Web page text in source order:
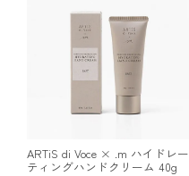
ARTiS di Voce × .m ハイドレー
ティングハンドクリーム 40g